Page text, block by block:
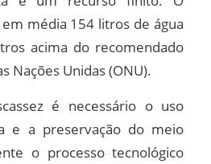
média 154 litros de água
acima do recomendado
Nações Unidas (ONU).
é necessário o uso
e a preservação do meio
o processo tecnológico